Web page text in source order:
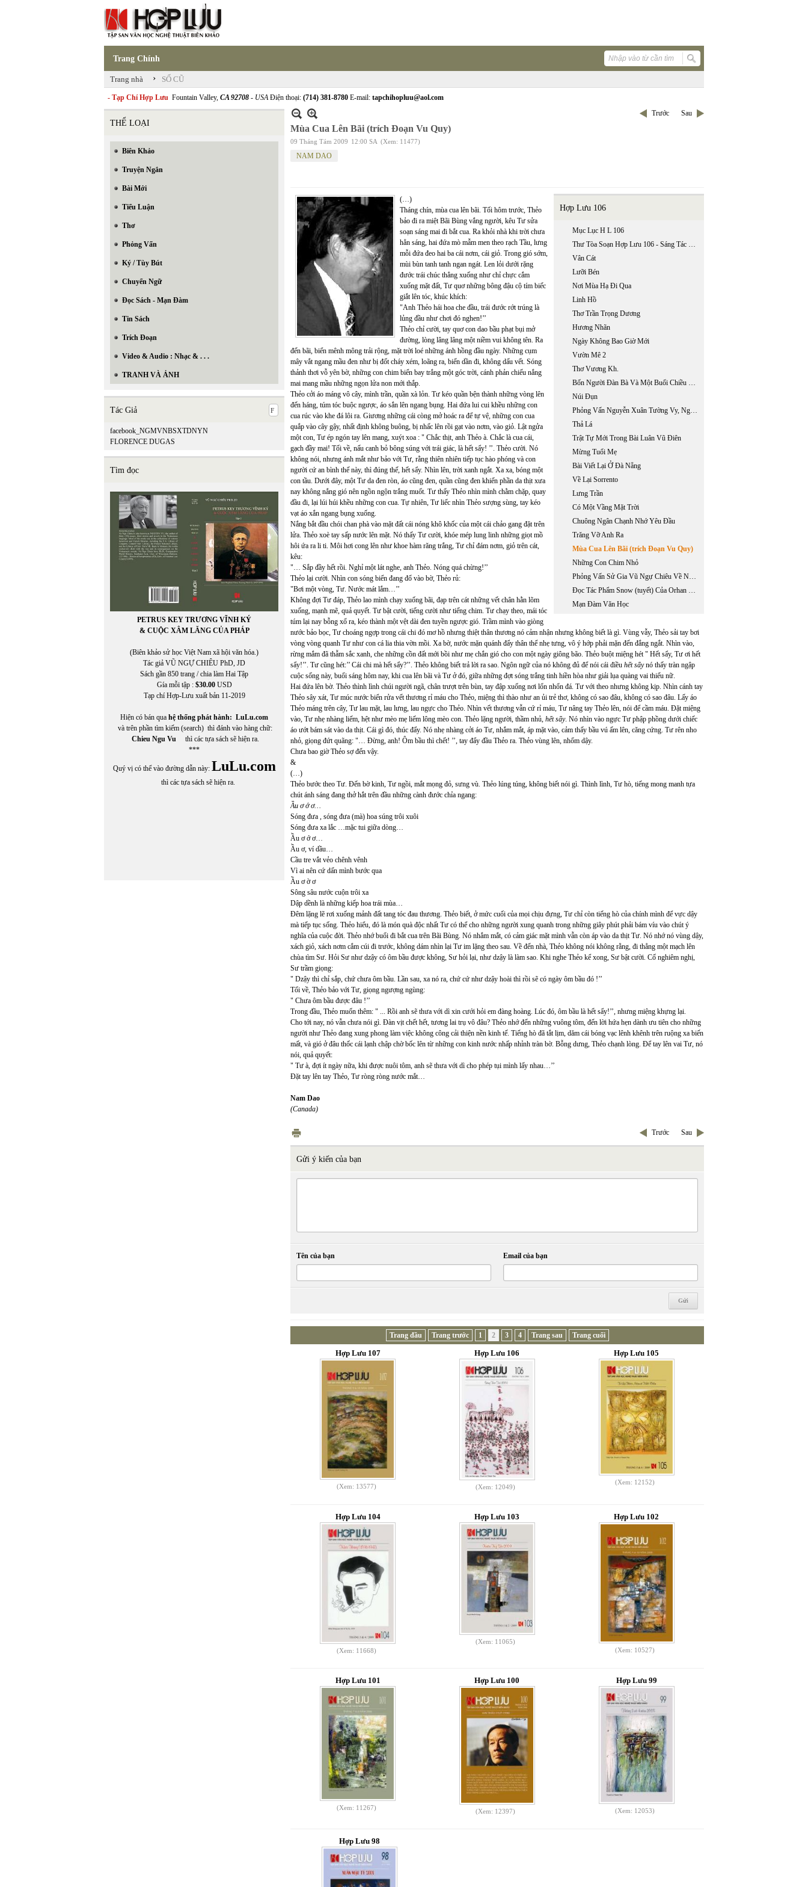
Trang Chính
Trang nhà › SỐ CŨ
- Tạp Chí Hợp Lưu Fountain Valley, CA 92708 - USAĐiện thoại: (714) 381-8780 E-mail: tapchihopluu@aol.com
THỂ LOẠI
Biên Khảo
Truyện Ngắn
Bài Mới
Tiểu Luận
Thơ
Phỏng Vấn
Ký / Tùy Bút
Chuyển Ngữ
Đọc Sách - Mạn Đàm
Tin Sách
Trích Đoạn
Video & Audio : Nhạc & . . .
TRANH VÀ ẢNH
Tác Giả
facebook_NGMVNBSXTDNYN
FLORENCE DUGAS
Tìm đọc
PETRUS KEY TRƯƠNG VĨNH KÝ
& CUỘC XÂM LĂNG CỦA PHÁP
(Biên khảo sử học Việt Nam xã hội văn hóa.)
Tác giả VŨ NGỰ CHIÊU PhD, JD
Sách gần 850 trang / chia làm Hai Tập
Gía mỗi tập : $30.00USD
Tạp chí Hợp-Lưu xuất bản 11-2019
Hiện có bán qua hệ thống phát hành: LuLu.com
và trên phần tìm kiếm (search) thì đánh vào hàng chữ:
Chieu Ngu Vu thì các tựa sách sẽ hiện ra.
***
Quý vị có thể vào đường dẫn này: LuLu.com
thì các tựa sách sẽ hiện ra.
Trước Sau
Mùa Cua Lên Bãi (trích Đoạn Vu Quy)
09 Tháng Tám 2009 12:00 SA (Xem: 11477)
NAM DAO
Hợp Lưu 106
Mục Lục H L 106
Thư Tòa Soạn Hợp Lưu 106 - Sáng Tác Trẻ 2009
Vân Cát
Lưỡi Bén
Nơi Mùa Hạ Đi Qua
Linh Hồ
Thơ Trần Trọng Dương
Hương Nhãn
Ngày Không Bao Giờ Mới
Vườn Mê 2
Thơ Vương Kh.
Bốn Người Đàn Bà Và Một Buổi Chiều Tháng Tám
Núi Đụn
Phỏng Vấn Nguyễn Xuân Tường Vy, Ngón Tay Mười Bốn.
Thả Lá
Trật Tự Mới Trong Bài Luân Vũ Điên
Mừng Tuổi Mẹ
Bài Viết Lại Ở Đà Nẵng
Về Lại Sorrento
Lưng Trần
Có Một Vầng Mặt Trời
Chuông Ngân Chạnh Nhớ Yêu Đầu
Trăng Vỡ Anh Ra
Mùa Cua Lên Bãi (trích Đoạn Vu Quy)
Những Con Chim Nhỏ
Phỏng Vấn Sử Gia Vũ Ngự Chiêu Về Những Nghiên Cứu Lịch Sử Liên Quan Đến Hồ Chí Minh
Đọc Tác Phẩm Snow (tuyết) Của Orhan Pamuk.
Mạn Đàm Văn Học
(…)
Tháng chín, mùa cua lên bãi. Tối hôm trước, Thẻo
bảo đi ra miệt Bãi Bùng vắng người, kêu Tư sửa
soạn sáng mai đi bắt cua. Ra khỏi nhà khi trời chưa
hẳn sáng, hai đứa mò mẫm men theo rạch Tầu, lưng
mỗi đứa đeo hai ba cái nơm, cái giỏ. Trong gió sớm,
mùi bùn tanh tanh ngan ngát. Len lỏi dưới rặng
đước trái chúc thẳng xuống như chỉ chực cắm
xuống mặt đất, Tư quơ những bông đậu cộ tím biếc
giắt lên tóc, khúc khích:
"Anh Thẻo hái hoa che đầu, trái đước rớt trúng là
lủng đầu như chơi đó nghen!’’
Thẻo chỉ cười, tay quơ con dao bầu phạt bụi mở
đường, lòng lâng lâng một niềm vui không tên. Ra
đến bãi, biển mênh mông trải rộng, mặt trời loé những ánh hồng đầu ngày. Những cụm
mây vắt ngang mầu đen như bị đốt cháy xém, loãng ra, biến dần đi, không dấu vết. Sóng
thảnh thơi vỗ yên bờ, những con chim biển bay trắng một góc trời, cánh phản chiếu nắng
mai mang mầu những ngọn lửa non mới thắp.
Thẻo cởi áo máng vô cây, mình trần, quần xà lỏn. Tư kéo quần bện thành những vòng lên
đến háng, túm tóc buộc ngược, áo sắn lên ngang bụng. Hai đứa lui cui khều những con
cua rúc vào khe đá lôi ra. Giương những cái còng mở hoác ra để tự vệ, những con cua
quắp vào cây gậy, nhất định không buông, bị nhấc lên rồi gạt vào nơm, vào giỏ. Lật ngửa
một con, Tư ép ngón tay lên mang, xuýt xoa : " Chắc thịt, anh Thẻo à. Chắc là cua cái,
gạch đầy mai! Tối về, nấu canh bỏ bông súng với trái giác, là hết sẩy! ’’. Thẻo cười. Nó
không nói, nhưng ánh mắt như bảo với Tư, rằng thiên nhiên tiếp tục hào phóng và con
người cứ an bình thế này, thì đúng thế, hết sẩy. Nhìn lên, trời xanh ngắt. Xa xa, bóng một
con tầu. Dưới đây, một Tư da đen ròn, áo cũng đen, quần cũng đen khiến phần da thịt xưa
nay không nắng gió nên ngồn ngộn trắng muốt. Tư thấy Thẻo nhìn mình chằm chặp, quay
đầu đi, lại lúi húi khều những con cua. Tự nhiên, Tư liếc nhìn Thẻo sượng sùng, tay kéo
vạt áo xắn ngang bụng xuống.
Nắng bắt đầu chói chan phà vào mặt đất cái nóng khô khốc của một cái chảo gang đặt trên
lửa. Thẻo xoè tay sấp nước lên mặt. Nó thấy Tư cười, khóe mép lung linh những giọt mồ
hôi ứa ra li ti. Môi hơi cong lên như khoe hàm răng trắng, Tư chỉ đám nơm, giỏ trên cát,
kêu:
"… Sắp đầy hết rồi. Nghỉ một lát nghe, anh Thẻo. Nóng quá chừng!’’
Thẻo lại cười. Nhìn con sóng biển đang đổ vào bờ, Thẻo rủ:
"Bơi một vòng, Tư. Nước mát lắm…’’
Không đợi Tư đáp, Thẻo lao mình chạy xuống bãi, đạp trên cát những vết chân hằn lõm
xuống, mạnh mẽ, quả quyết. Tư bật cười, tiếng cười như tiếng chim. Tư chạy theo, mái tóc
túm lại nay bỗng xổ ra, kéo thành một vệt dài đen tuyền ngược gió. Trầm mình vào giòng
nước bảo bọc, Tư choáng ngợp trong cái chi đó mơ hồ nhưng thiệt thân thương nó cảm nhận nhưng không biết là gì. Vùng vẫy, Thẻo sải tay bơi
vòng vòng quanh Tư như con cá lia thia vờn mồi. Xa bờ, nước mặn quánh đẩy thân thể nhẹ tưng, vô ý hớp phải mặn đến đắng ngắt. Nhìn vào,
rừng mắm đã thẫm sắc xanh, che những cồn đất mới bồi như mẹ chắn gió cho con một ngày giông bão. Thẻo buột miệng hét " Hết sẩy, Tư ơi hết
sẩy!’’. Tư cũng hét:’’ Cái chi mà hết sẩy?’’. Thẻo không biết trả lời ra sao. Ngôn ngữ của nó không đủ để nói cái điều hết sẩynó thấy tràn ngập
cuộc sống này, buổi sáng hôm nay, khi cua lên bãi và Tư ở đó, giữa những đợt sóng trắng tinh hiền hòa như giải lụa quàng vai thiếu nữ.
Hai đứa lên bờ. Thẻo thình lình chúi người ngã, chân trượt trên bùn, tay đập xuống nơi lổn nhổn đá. Tư với theo nhưng không kịp. Nhìn cánh tay
Thẻo sây xát, Tư múc nước biển rửa vết thương rỉ máu cho Thẻo, miệng thì thào như an ủi trẻ thơ, không có sao đâu, không có sao đâu. Lấy áo
Thẻo máng trên cây, Tư lau mặt, lau lưng, lau ngực cho Thẻo. Nhìn vết thương vẫn cứ rỉ máu, Tư nâng tay Thẻo lên, nói để cầm máu. Đặt miệng
vào, Tư nhẹ nhàng liếm, hệt như mèo mẹ liếm lông mèo con. Thẻo lặng người, thầm nhủ, hết sẩy. Nó nhìn vào ngực Tư phập phồng dưới chiếc
áo ướt bám sát vào da thịt. Cái gì đó, thúc đẩy. Nó nhẹ nhàng cởi áo Tư, nhắm mắt, áp mặt vào, cảm thấy bầu vú ấm lên, căng cứng. Tư rên nho
nhỏ, giọng đứt quãng: "… Đừng, anh! Ôm bầu thì chết! ’’, tay đẩy đầu Thẻo ra. Thẻo vùng lên, nhổm dậy.
Chưa bao giờ Thẻo sợ đến vậy.
&
(…)
Thẻo bước theo Tư. Đến bờ kinh, Tư ngồi, mắt mọng đỏ, sưng vù. Thẻo lúng túng, không biết nói gì. Thình lình, Tư hò, tiếng mong manh tựa
chút ánh sáng đang thở hắt trên đầu những cành đước chỉa ngang:
Ầu ơ ớ ơ…
Sóng đưa , sóng đưa (mà) hoa súng trôi xuôi
Sóng đưa xa lắc …mặc tui giữa dòng…
Ầu ơ ớ ơ…
Ầu ơ, ví dầu…
Cầu tre vắt vẻo chênh vênh
Vì ai nên cứ dấn mình bước qua
Ầu ơ ờ ơ
Sông sâu nước cuộn trôi xa
Dập dềnh là những kiếp hoa trái mùa…
Đêm lặng lẽ rơi xuống mảnh đất tang tóc đau thương. Thẻo biết, ở mức cuối của mọi chịu đựng, Tư chỉ còn tiếng hò của chính mình để vực dậy
mà tiếp tục sống. Thẻo hiểu, đó là món quà độc nhất Tư có thể cho những người xung quanh trong những giây phút phải bám víu vào chút ý
nghĩa của cuộc đời. Thẻo nhớ buổi đi bắt cua trên Bãi Bùng. Nó nhắm mắt, có cảm giác mặt mình vẫn còn áp vào da thịt Tư. Nó nhớ nó vùng dậy,
xách giỏ, xách nơm cắm cúi đi trước, không dám nhìn lại Tư im lặng theo sau. Về đến nhà, Thẻo không nói không rằng, đi thẳng một mạch lên
chùa tìm Sư. Hỏi Sư như dzậy có ôm bầu được không, Sư hỏi lại, như dzậy là làm sao. Khi nghe Thẻo kể xong, Sư bật cười. Cố nghiêm nghị,
Sư trầm giọng:
" Dzậy thì chỉ sắp, chứ chưa ôm bầu. Lần sau, xa nó ra, chứ cứ như dzậy hoài thì rồi sẽ có ngày ôm bầu đó !’’
Tối về, Thẻo bảo với Tư, giọng ngượng ngùng:
" Chưa ôm bầu được đâu !’’
Trong đầu, Thẻo muốn thêm: " ... Rồi anh sẽ thưa với dì xin cưới hỏi em đàng hoàng. Lúc đó, ôm bầu là hết sẩy!’’, nhưng miệng khựng lại.
Cho tới nay, nó vẫn chưa nói gì. Đàn vịt chết hết, tương lai trụ vô đâu? Thẻo nhớ đến những vuông tôm, đến lời hứa hẹn dành ưu tiên cho những
người như Thẻo đang xung phong làm việc không công cải thiện nền kinh tế. Tiếng hò đã tắt lịm, dăm cái bóng vạc lênh khênh trên ruộng xa biến
mất, và gió ở đâu thốc cái lạnh chập chờ bốc lên từ những con kinh nước nhấp nhỉnh tràn bờ. Bỗng dưng, Thẻo chạnh lòng. Để tay lên vai Tư, nó
nói, quả quyết:
" Tư à, đợi ít ngày nữa, khi được nuôi tôm, anh sẽ thưa với dì cho phép tụi mình lấy nhau…’’
Đặt tay lên tay Thẻo, Tư ròng ròng nước mắt…
Nam Dao
(Canada)
Trước Sau
Gửi ý kiến của bạn
Tên của bạn Email của bạn
Trang đầu Trang trước 1 2 3 4 Trang sau Trang cuối
Hợp Lưu 107
(Xem: 13577)
Hợp Lưu 106
(Xem: 12049)
Hợp Lưu 105
(Xem: 12152)
Hợp Lưu 104
(Xem: 11668)
Hợp Lưu 103
(Xem: 11065)
Hợp Lưu 102
(Xem: 10527)
Hợp Lưu 101
(Xem: 11267)
Hợp Lưu 100
(Xem: 12397)
Hợp Lưu 99
(Xem: 12053)
Hợp Lưu 98